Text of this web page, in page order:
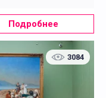
Подробнее
3084